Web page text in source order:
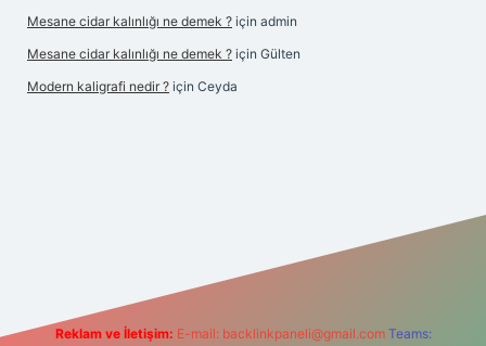
Mesane cidar kalınlığı ne demek ? için admin
Mesane cidar kalınlığı ne demek ? için Gülten
Modern kaligrafi nedir ? için Ceyda
Reklam ve İletişim: E-mail: backlinkpaneli@gmail.com Teams: